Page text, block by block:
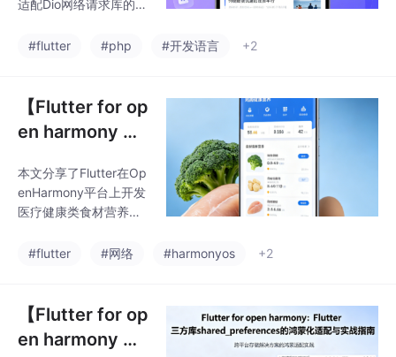
实现过程。特别分享了
遇到的兼容性问题及解
适配Dio网络请求库的实
健康资讯APP列表功
程。文章包含三个核心
部分：数据模型定义、
网络请求服务类实现和
解了鸿蒙设备上的特殊
适配点，如超时设置、
异常处理和分页逻辑。
了如何将Dio与Flutter结
#flutter #php #开发语言 +2
【Flutter for op
en harmony 】
络请求+食材营
养搜索筛选的鸿
指南
本文分享了Flutter在Op
enHarmony平台上开发
医疗健康类食材营养查
者作为大二学生，在开
求被拦截、状态刷新与
生命周期冲突、网格布
局兼容异常，并提供了
#flutter #网络 #harmonyos +2
【Flutter for op
en harmony 】